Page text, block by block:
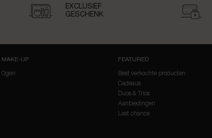
EXCLUSIEF
GESCHENK
MAKE-UP
Ogen
FEATURED
Best verkochte producten
Cadeaus
Duos & Trios
Aanbiedingen
Last chance